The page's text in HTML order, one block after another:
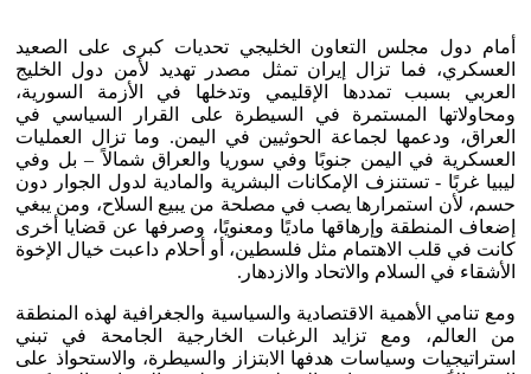
أمام دول مجلس التعاون الخليجي تحديات كبرى على الصعيد
العسكري، فما تزال إيران تمثل مصدر تهديد لأمن دول الخليج
العربي بسبب تمددها الإقليمي وتدخلها في الأزمة السورية،
ومحاولاتها المستمرة في السيطرة على القرار السياسي في
العراق، ودعمها لجماعة الحوثيين في اليمن. وما تزال العمليات
العسكرية في اليمن جنوبًا وفي سوريا والعراق شمالاً – بل وفي
ليبيا غربًا - تستنزف الإمكانات البشرية والمادية لدول الجوار دون
حسم، لأن استمرارها يصب في مصلحة من يبيع السلاح، ومن يبغي
إضعاف المنطقة وإرهاقها ماديًا ومعنويًا، وصرفها عن قضايا أخرى
كانت في قلب الاهتمام مثل فلسطين، أو أحلام داعبت خيال الإخوة
الأشقاء في السلام والاتحاد والازدهار.
ومع تنامي الأهمية الاقتصادية والسياسية والجغرافية لهذه المنطقة
من العالم، ومع تزايد الرغبات الخارجية الجامحة في تبني
استراتيجيات وسياسات هدفها الابتزاز والسيطرة، والاستحواذ على